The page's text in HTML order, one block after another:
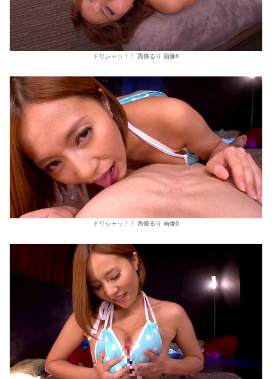
ドリシャッ！！ 西條るり 画像8
ドリシャッ！！ 西條るり 画像9